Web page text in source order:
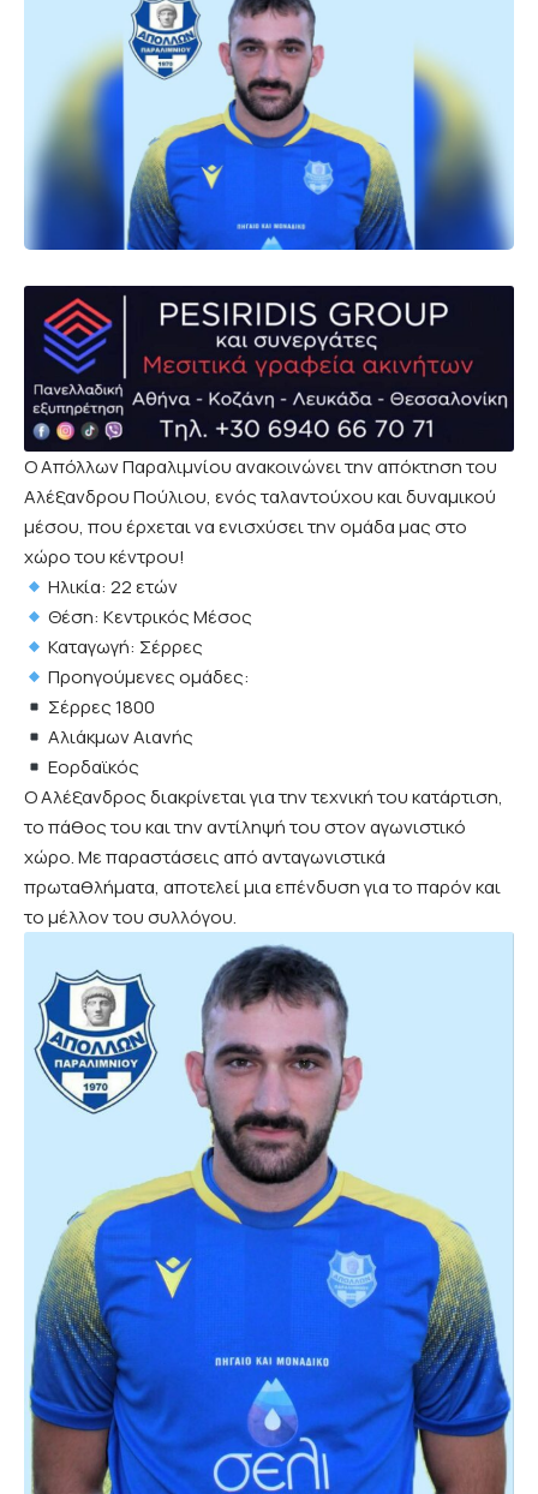
Ο Απόλλων Παραλιμνίου ανακοινώνει την απόκτηση του
Αλέξανδρου Πούλιου, ενός ταλαντούχου και δυναμικού
μέσου, που έρχεται να ενισχύσει την ομάδα μας στο
χώρο του κέντρου!
Ηλικία: 22 ετών
Θέση: Κεντρικός Μέσος
Καταγωγή: Σέρρες
Προηγούμενες ομάδες:
Σέρρες 1800
Αλιάκμων Αιανής
Εορδαϊκός
Ο Αλέξανδρος διακρίνεται για την τεχνική του κατάρτιση,
το πάθος του και την αντίληψή του στον αγωνιστικό
χώρο. Με παραστάσεις από ανταγωνιστικά
πρωταθλήματα, αποτελεί μια επένδυση για το παρόν και
το μέλλον του συλλόγου.